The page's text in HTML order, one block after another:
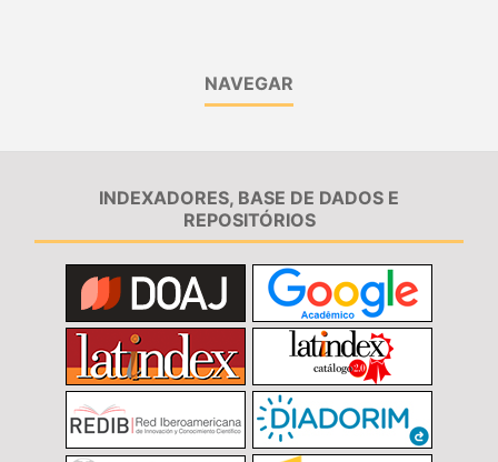
NAVEGAR
INDEXADORES, BASE DE DADOS E
REPOSITÓRIOS